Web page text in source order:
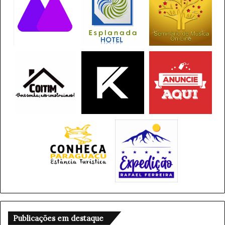
Publicações em destaque